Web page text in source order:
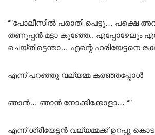
“”പോലീസിൽ പരാതി പെട്ടു… പക്ഷെ
തണുപ്പൻ മട്ടാ കുഞ്ഞേ.. എപ്പോഴേലും
ചെയ്തിട്ടെന്താ… എന്റെ ഹരിയേട്ടനെ
എന്ന് പറഞ്ഞു വല്യമ്മ കരഞ്ഞപ്പോൾ
ഞാൻ… ഞാൻ നോക്കിക്കോളാ… “”
എന്ന് ശ്രീയേട്ടൻ വല്യമ്മക്ക് ഉറപ്പു